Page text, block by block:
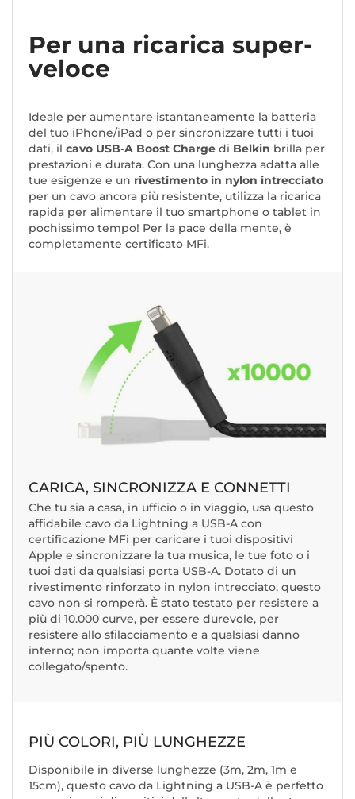
Per una ricarica super-
veloce
Ideale per aumentare istantaneamente la batteria
del tuo iPhone/iPad o per sincronizzare tutti i tuoi
dati, il cavo USB-A Boost Charge di Belkin brilla per
prestazioni e durata. Con una lunghezza adatta alle
tue esigenze e un rivestimento in nylon intrecciato
per un cavo ancora più resistente, utilizza la ricarica
rapida per alimentare il tuo smartphone o tablet in
pochissimo tempo! Per la pace della mente, è
completamente certificato MFi.
CARICA, SINCRONIZZA E CONNETTI
Che tu sia a casa, in ufficio o in viaggio, usa questo
affidabile cavo da Lightning a USB-A con
certificazione MFi per caricare i tuoi dispositivi
Apple e sincronizzare la tua musica, le tue foto o i
tuoi dati da qualsiasi porta USB-A. Dotato di un
rivestimento rinforzato in nylon intrecciato, questo
cavo non si romperà. È stato testato per resistere a
più di 10.000 curve, per essere durevole, per
resistere allo sfilacciamento e a qualsiasi danno
interno; non importa quante volte viene
collegato/spento.
PIÙ COLORI, PIÙ LUNGHEZZE
Disponibile in diverse lunghezze (3m, 2m, 1m e
15cm), questo cavo da Lightning a USB-A è perfetto